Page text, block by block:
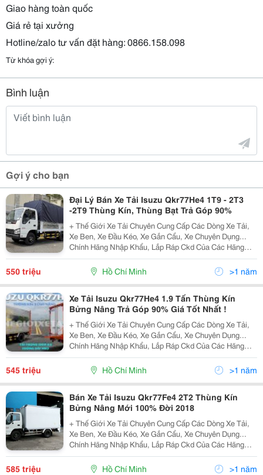
Giao hàng toàn quốc
Giá rẻ tại xưởng
Hotline/zalo tư vấn đặt hàng: 0866.158.098
Từ khóa gợi ý:
Bình luận
Gợi ý cho bạn
Đại Lý Bán Xe Tải Isuzu Qkr77He4 1T9 - 2T3
-2T9 Thùng Kín, Thùng Bạt Trả Góp 90%
+ Thế Giới Xe Tải Chuyên Cung Cấp Các Dòng Xe Tải,
Xe Ben, Xe Đầu Kéo, Xe Gắn Cẩu, Xe Chuyên Dụng...
Chính Hãng Nhập Khẩu, Lắp Ráp Ckd Của Các Hãng
Thương Hiệu Isuzu, Hino, Fuso, Hyundai, Daewoo,
Teraco... Cam Kết Hỗ Trợ Trả Góp Lên Đến 90% Giá Trị X
550 triệu Hồ Chí Minh >1 năm
Xe Tải Isuzu Qkr77He4 1.9 Tấn Thùng Kín
Bửng Nâng Trả Góp 90% Giá Tốt Nhất !
+ Thế Giới Xe Tải Chuyên Cung Cấp Các Dòng Xe Tải,
Xe Ben, Xe Đầu Kéo, Xe Gắn Cẩu, Xe Chuyên Dụng...
Chính Hãng Nhập Khẩu, Lắp Ráp Ckd Của Các Hãng
Thương Hiệu Isuzu, Hino, Fuso, Hyundai, Daewoo,
Teraco... Cam Kết Hỗ Trợ Trả Góp Lên Đến 90% Giá Trị X
545 triệu Hồ Chí Minh >1 năm
Bán Xe Tải Isuzu Qkr77Fe4 2T2 Thùng Kín
Bửng Nâng Mới 100% Đời 2018
+ Thế Giới Xe Tải Chuyên Cung Cấp Các Dòng Xe Tải,
Xe Ben, Xe Đầu Kéo, Xe Gắn Cẩu, Xe Chuyên Dụng...
Chính Hãng Nhập Khẩu, Lắp Ráp Ckd Của Các Hãng
Thương Hiệu Isuzu, Hino, Fuso, Hyundai, Daewoo,
Teraco... Cam Kết Hỗ Trợ Trả Góp Lên Đến 90% Giá Trị X
585 triệu Hồ Chí Minh >1 năm